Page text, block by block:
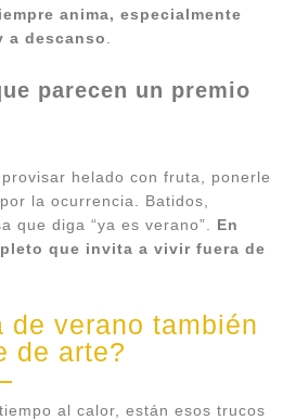
anima, especialmente
a descanso
parecen un premio
helado con fruta, ponerle
la ocurrencia. Batidos,
que diga “ya es verano”. En
que invita a vivir fuera de
verano también
de arte?
al calor, están esos trucos